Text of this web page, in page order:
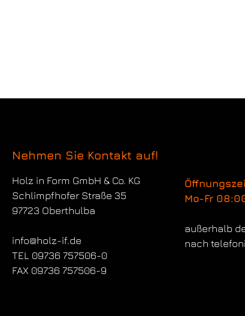
Nehmen Sie Kontakt auf!
Holz in Form GmbH & Co. KG
Schlimpfhofer Straße 35
97723 Oberthulba
info@holz-if.de
TEL 09736 757506-0
FAX 09736 757506-9
Mo-Fr
außerhalb
nach